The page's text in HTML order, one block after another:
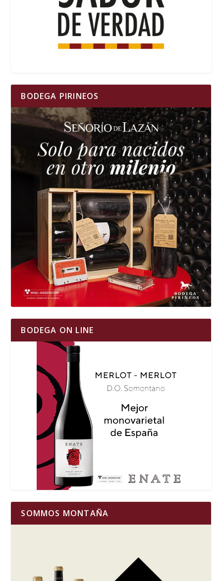
BODEGA PIRINEOS
BODEGA ON LINE
SOMMOS MONTAÑA